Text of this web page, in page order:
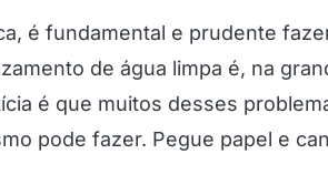
é fundamental e prudente
de água limpa é, na
é que muitos desses
pode fazer. Pegue papel e